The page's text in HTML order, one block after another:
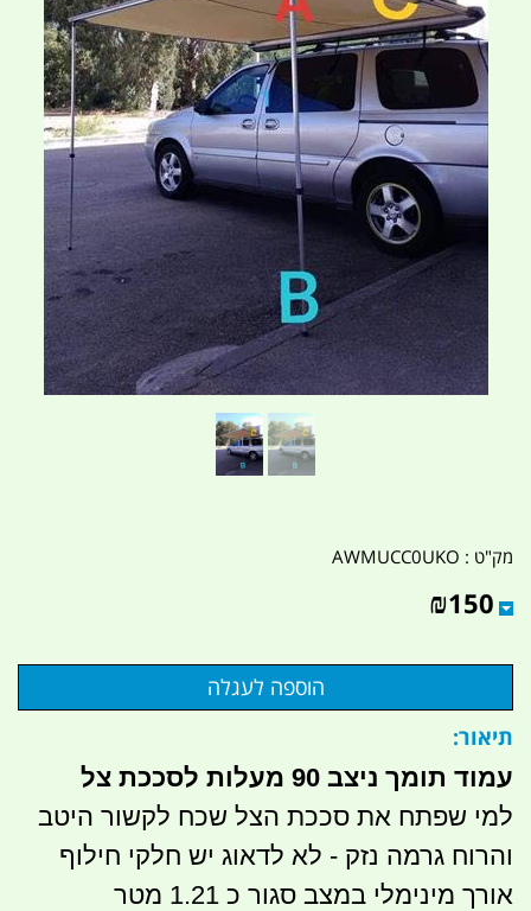
מק"ט : AWMUCC0UKO
₪150
תיאור:
עמוד תומך ניצב 90 מעלות לסככת צל
למי שפתח את סככת הצל שכח לקשור היטב
והרוח גרמה נזק - לא לדאוג יש חלקי חילוף
אורך מינימלי במצב סגור כ 1.21 מטר